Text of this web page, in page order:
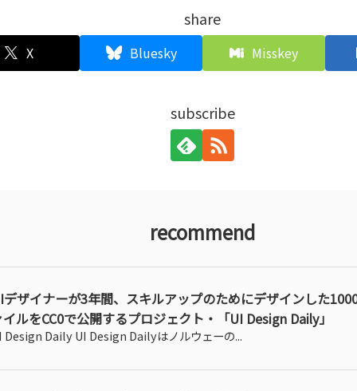
share
X Bluesky Misskey
subscribe
recommend
ザイナーが3年間、スキルアップのためにデザインした
ルをCC0で公開するプロジェクト・「UI Design Daily」
Design Daily UI Design Dailyはノルウェーの...